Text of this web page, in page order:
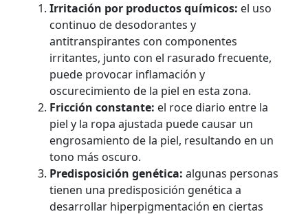
Irritación por productos químicos: el uso
continuo de desodorantes y
antitranspirantes con componentes
irritantes, junto con el rasurado frecuente,
puede provocar inflamación y
oscurecimiento de la piel en esta zona.
Fricción constante: el roce diario entre la
piel y la ropa ajustada puede causar un
engrosamiento de la piel, resultando en un
tono más oscuro.
Predisposición genética: algunas personas
tienen una predisposición genética a
desarrollar hiperpigmentación en ciertas